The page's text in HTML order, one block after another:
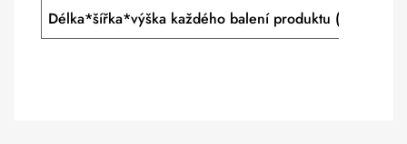
Délka*šířka*výška každého balení produktu (cm)